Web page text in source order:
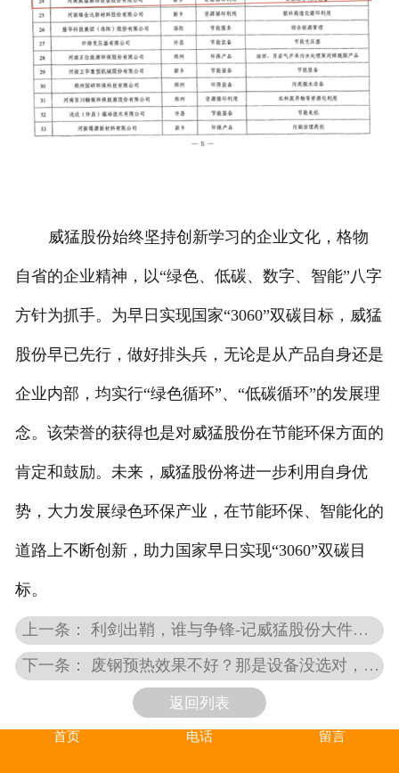
威猛股份始终坚持创新学习的企业文化，格物
自省的企业精神，以“绿色、低碳、数字、智能”八字
方针为抓手。为早日实现国家“3060”双碳目标，威猛
股份早已先行，做好排头兵，无论是从产品自身还是
企业内部，均实行“绿色循环”、“低碳循环”的发展理
念。该荣誉的获得也是对威猛股份在节能环保方面的
肯定和鼓励。未来，威猛股份将进一步利用自身优
势，大力发展绿色环保产业，在节能环保、智能化的
道路上不断创新，助力国家早日实现“3060”双碳目
标。
上一条： 利剑出鞘，谁与争锋-记威猛股份大件垃圾液压撕碎机
下一条： 废钢预热效果不好？那是设备没选对，威猛股份来帮您
返回列表
首页 电话 留言